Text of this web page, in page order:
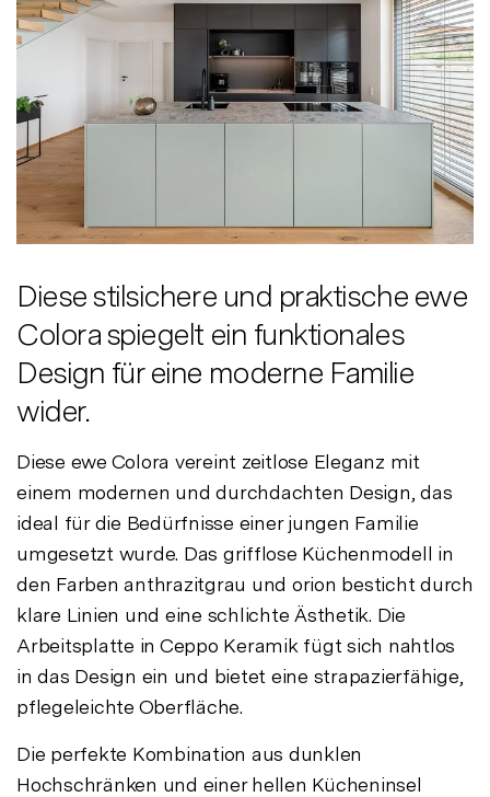
Diese stilsichere und praktische ewe
Colora spiegelt ein funktionales
Design für eine moderne Familie
wider.
Diese ewe Colora vereint zeitlose Eleganz mit
einem modernen und durchdachten Design, das
ideal für die Bedürfnisse einer jungen Familie
umgesetzt wurde. Das grifflose Küchenmodell in
den Farben anthrazitgrau und orion besticht durch
klare Linien und eine schlichte Ästhetik. Die
Arbeitsplatte in Ceppo Keramik fügt sich nahtlos
in das Design ein und bietet eine strapazierfähige,
pflegeleichte Oberfläche.
Die perfekte Kombination aus dunklen
Hochschränken und einer hellen Kücheninsel